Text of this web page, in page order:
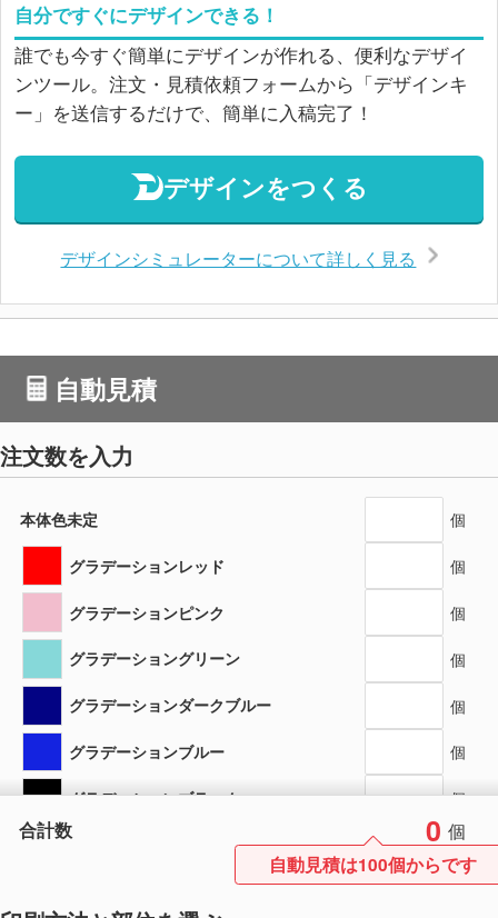
自分ですぐにデザインできる！
誰でも今すぐ簡単にデザインが作れる、便利なデザイ
ンツール。注文・見積依頼フォームから「デザインキ
ー」を送信するだけで、簡単に入稿完了！
デザインをつくる
デザインシミュレーターについて詳しく見る
自動見積
注文数を入力
本体色未定 個
グラデーションレッド 個
グラデーションピンク 個
グラデーショングリーン 個
グラデーションダークブルー 個
グラデーションブルー 個
グラデーションブラック 個
合計数 0 個
自動見積は100個からです